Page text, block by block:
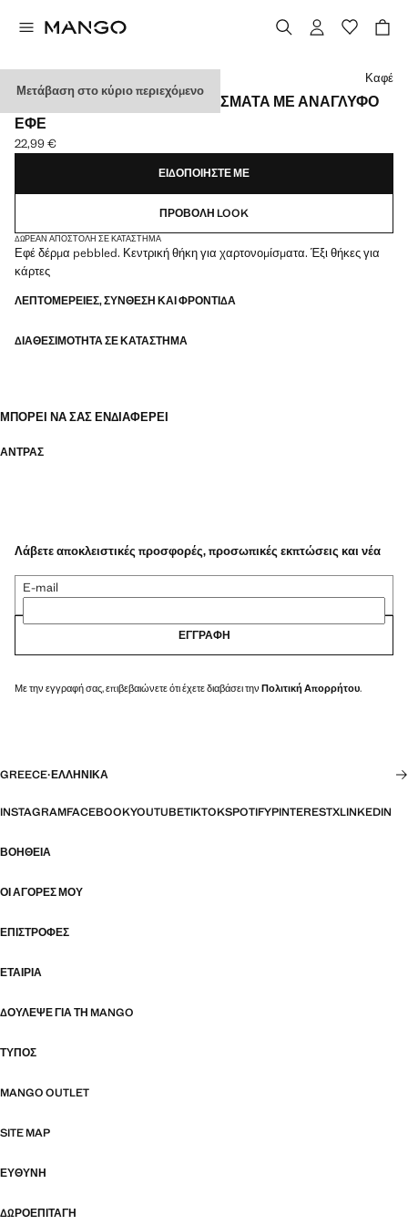
Μετάβαση στο κύριο περιεχόμενο
ΠΟΡΤΟΦΌΛΙ ΓΙΑ ΧΑΡΤΟΝΟΜΊΣΜΑΤΑ ΜΕ ΑΝΆΓΛΥΦΟ
ΕΦΈ
Ισχύουσα τιμή [22,99 € ]
22,99 €
Διάλεξε χρώμα
Καφέ
ΕΙΔΟΠΟΙΉΣΤΕ ΜΕ
ΠΡΟΒΟΛΉ LOOK
ΔΩΡΕΆΝ ΑΠΟΣΤΟΛΉ ΣΕ ΚΑΤΆΣΤΗΜΑ
Εφέ δέρμα pebbled. Κεντρική θήκη για χαρτονομίσματα. Έξι θήκες για
κάρτες
ΛΕΠΤΟΜΈΡΕΙΕΣ, ΣΎΝΘΕΣΗ ΚΑΙ ΦΡΟΝΤΊΔΑ
ΔΙΑΘΕΣΙΜΌΤΗΤΑ ΣΕ ΚΑΤΆΣΤΗΜΑ
ΜΠΟΡΕΊ ΝΑ ΣΑΣ ΕΝΔΙΑΦΈΡΕΙ
ΑΝΤΡΑΣ
Λάβετε αποκλειστικές προσφορές, προσωπικές εκπτώσεις και νέα
E-mail
ΕΓΓΡΑΦΉ
Με την εγγραφή σας, επιβεβαιώνετε ότι έχετε διαβάσει την Πολιτική Απορρήτου.
GREECE·ΕΛΛΗΝΙΚΆ
INSTAGRAMFACEBOOKYOUTUBETIKTOKSPOTIFYPINTERESTXLINKEDIN
ΒΟΉΘΕΙΑ
ΟΙ ΑΓΟΡΈΣ ΜΟΥ
ΕΠΙΣΤΡΟΦΈΣ
ΕΤΑΙΡΊΑ
ΔΟΎΛΕΨΕ ΓΙΑ ΤΗ MANGO
ΤΎΠΟΣ
MANGO OUTLET
SITE MAP
ΕΥΘΥΝΗ
ΔΩΡΟΕΠΙΤΑΓΉ